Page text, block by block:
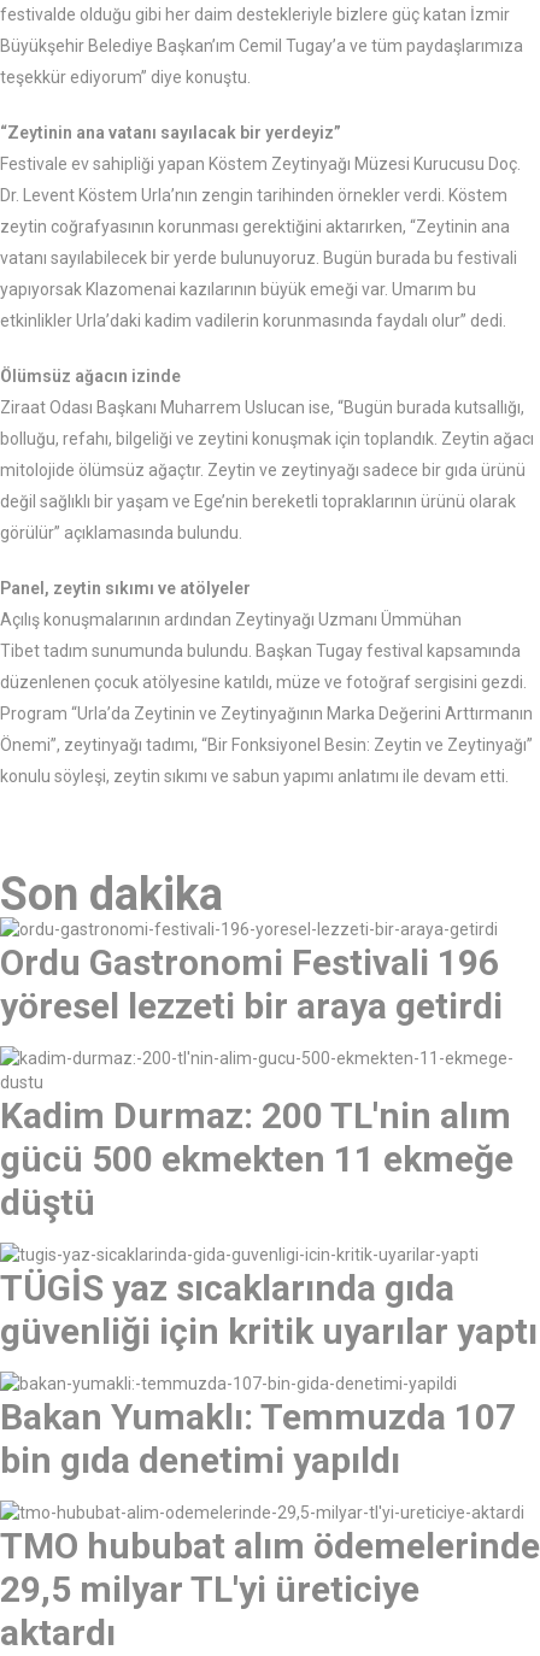
festivalde olduğu gibi her daim destekleriyle bizlere güç katan İzmir
Büyükşehir Belediye Başkan’ım Cemil Tugay’a ve tüm paydaşlarımıza
teşekkür ediyorum” diye konuştu.
“Zeytinin ana vatanı sayılacak bir yerdeyiz”
Festivale ev sahipliği yapan Köstem Zeytinyağı Müzesi Kurucusu Doç.
Dr. Levent Köstem Urla’nın zengin tarihinden örnekler verdi. Köstem
zeytin coğrafyasının korunması gerektiğini aktarırken, “Zeytinin ana
vatanı sayılabilecek bir yerde bulunuyoruz. Bugün burada bu festivali
yapıyorsak Klazomenai kazılarının büyük emeği var. Umarım bu
etkinlikler Urla’daki kadim vadilerin korunmasında faydalı olur” dedi.
Ölümsüz ağacın izinde
Ziraat Odası Başkanı Muharrem Uslucan ise, “Bugün burada kutsallığı,
bolluğu, refahı, bilgeliği ve zeytini konuşmak için toplandık. Zeytin ağacı
mitolojide ölümsüz ağaçtır. Zeytin ve zeytinyağı sadece bir gıda ürünü
değil sağlıklı bir yaşam ve Ege’nin bereketli topraklarının ürünü olarak
görülür” açıklamasında bulundu.
Panel, zeytin sıkımı ve atölyeler
Açılış konuşmalarının ardından Zeytinyağı Uzmanı Ümmühan
Tibet tadım sunumunda bulundu. Başkan Tugay festival kapsamında
düzenlenen çocuk atölyesine katıldı, müze ve fotoğraf sergisini gezdi.
Program “Urla’da Zeytinin ve Zeytinyağının Marka Değerini Arttırmanın
Önemi”, zeytinyağı tadımı, “Bir Fonksiyonel Besin: Zeytin ve Zeytinyağı”
konulu söyleşi, zeytin sıkımı ve sabun yapımı anlatımı ile devam etti.
Son dakika
Ordu Gastronomi Festivali 196
yöresel lezzeti bir araya getirdi
Kadim Durmaz: 200 TL'nin alım
gücü 500 ekmekten 11 ekmeğe
düştü
TÜGİS yaz sıcaklarında gıda
güvenliği için kritik uyarılar yaptı
Bakan Yumaklı: Temmuzda 107
bin gıda denetimi yapıldı
TMO hububat alım ödemelerinde
29,5 milyar TL'yi üreticiye
aktardı